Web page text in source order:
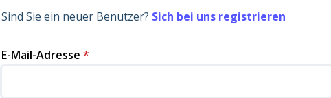
Sind Sie ein neuer Benutzer? Sich bei uns registrieren
E-Mail-Adresse *